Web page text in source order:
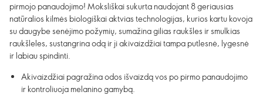
pirmojo panaudojimo! Moksliškai sukurta naudojant 8 geriausias
natūralios kilmės biologiškai aktvias technologijas, kurios kartu kovoja
su daugybe senėjimo požymių, sumažina gilias raukšles ir smulkias
raukšleles, sustangrina odą ir ji akivaizdžiai tampa putlesnė, lygesnė
ir labiau spindinti.
Akivaizdžiai pagražina odos išvaizdą vos po pirmo panaudojimo
ir kontroliuoja melanino gamybą.